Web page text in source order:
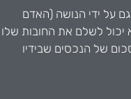
גם על ידי הנושה (האדם
יכול לשלם את החובות שלו
של הנכסים שבידיו